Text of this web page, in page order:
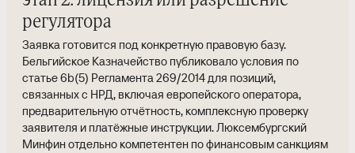
регулятора
Заявка готовится под конкретную правовую базу.
Бельгийское Казначейство публиковало условия по
статье 6b(5) Регламента 269/2014 для позиций,
связанных с НРД, включая европейского оператора,
предварительную отчётность, комплексную проверку
заявителя и платёжные инструкции. Люксембургский
Минфин отдельно компетентен по финансовым санкциям